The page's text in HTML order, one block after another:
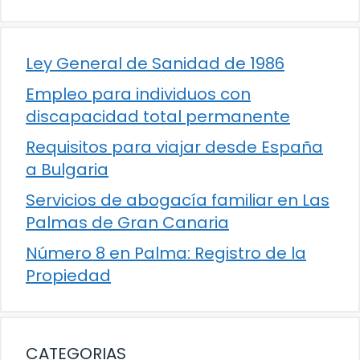
Ley General de Sanidad de 1986
Empleo para individuos con
discapacidad total permanente
Requisitos para viajar desde España
a Bulgaria
Servicios de abogacía familiar en Las
Palmas de Gran Canaria
Número 8 en Palma: Registro de la
Propiedad
CATEGORIAS